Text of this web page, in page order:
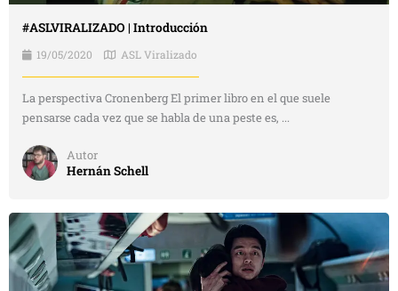
#ASLVIRALIZADO | Introducción
19/05/2020 ASL Viralizado
La perspectiva Cronenberg El primer libro en el que suele
pensarse cada vez que se habla de una peste es, ...
Autor
Hernán Schell